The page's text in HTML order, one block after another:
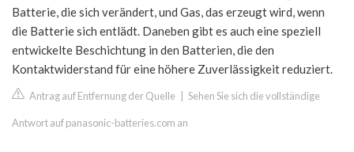
Batterie, die sich verändert, und Gas, das erzeugt wird, wenn
die Batterie sich entlädt. Daneben gibt es auch eine speziell
entwickelte Beschichtung in den Batterien, die den
Kontaktwiderstand für eine höhere Zuverlässigkeit reduziert.
Antrag auf Entfernung der Quelle Sehen Sie sich die vollständige
Antwort auf panasonic-batteries.com an